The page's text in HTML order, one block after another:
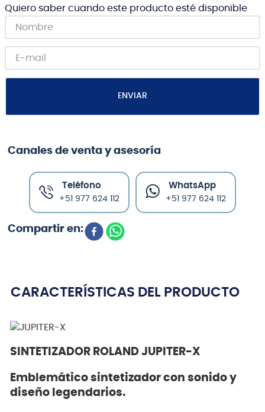
Quiero saber cuando este producto esté disponible
ENVIAR
Canales de venta y asesoría
Teléfono
+51 977 624 112
WhatsApp
+51 977 624 112
CARACTERÍSTICAS DEL PRODUCTO
SINTETIZADOR ROLAND JUPITER-X
Emblemático sintetizador con sonido y
diseño legendarios.